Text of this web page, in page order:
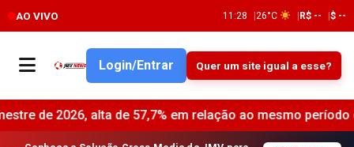
AO VIVO 11:28 26°C R$ -- $ --
Login/Entrar Quer um site igual a esse?
alta de 57,7% em relação ao mesmo período do ano